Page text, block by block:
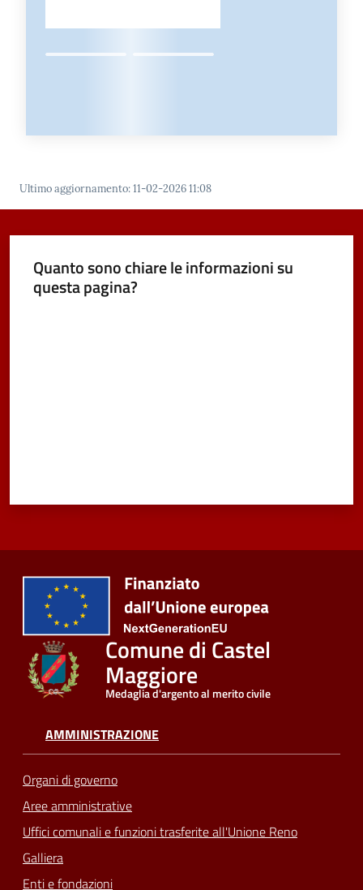
Ultimo aggiornamento:11-02-2026 11:08
Quanto sono chiare le informazioni su
questa pagina?
Comune di Castel
Maggiore
Medaglia d'argento al merito civile
AMMINISTRAZIONE
Organi di governo
Aree amministrative
Uffici comunali e funzioni trasferite all'Unione Reno
Galliera
Enti e fondazioni